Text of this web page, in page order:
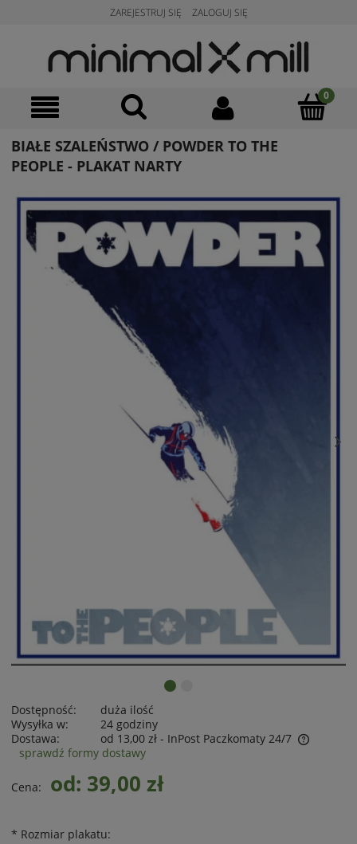
ZAREJESTRUJ SIĘ ZALOGUJ SIĘ
BIAŁE SZALEŃSTWO / POWDER TO THE
PEOPLE - PLAKAT NARTY
Dostępność:
duża ilość
Wysyłka w:
24 godziny
Dostawa:
od 13,00 zł - InPost Paczkomaty 24/7
sprawdź formy dostawy
Cena: od: 39,00 zł
* Rozmiar plakatu: